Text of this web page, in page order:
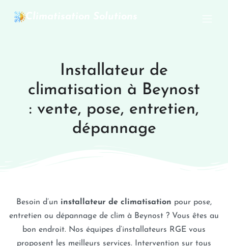
Installateur de
climatisation à Beynost
: vente, pose, entretien,
dépannage
Besoin d’un installateur de climatisation pour pose,
entretien ou dépannage de clim à Beynost ? Vous êtes au
bon endroit. Nos équipes d’installateurs RGE vous
proposent les meilleurs services. Intervention sur tous